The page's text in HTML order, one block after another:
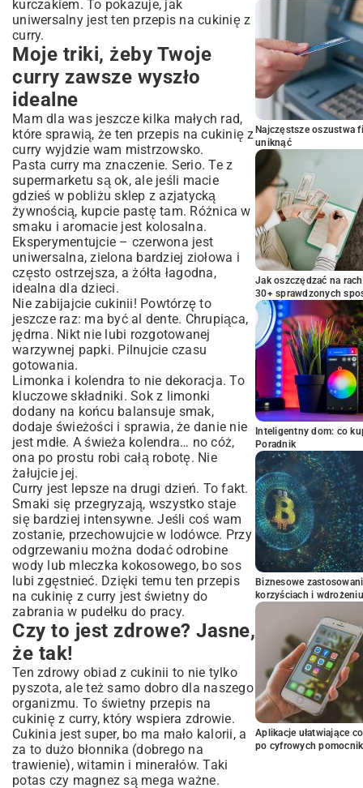
kurczakiem. To pokazuje, jak
uniwersalny jest ten przepis na cukinię z
curry.
Moje triki, żeby Twoje
curry zawsze wyszło
idealne
Mam dla was jeszcze kilka małych rad,
które sprawią, że ten przepis na cukinię z
curry wyjdzie wam mistrzowsko.
Pasta curry ma znaczenie. Serio. Te z
supermarketu są ok, ale jeśli macie
gdzieś w pobliżu sklep z azjatycką
żywnością, kupcie pastę tam. Różnica w
smaku i aromacie jest kolosalna.
Eksperymentujcie – czerwona jest
uniwersalna, zielona bardziej ziołowa i
często ostrzejsza, a żółta łagodna,
idealna dla dzieci.
Nie zabijajcie cukinii! Powtórzę to
jeszcze raz: ma być al dente. Chrupiąca,
jędrna. Nikt nie lubi rozgotowanej
warzywnej papki. Pilnujcie czasu
gotowania.
Limonka i kolendra to nie dekoracja. To
kluczowe składniki. Sok z limonki
dodany na końcu balansuje smak,
dodaje świeżości i sprawia, że danie nie
jest mdłe. A świeża kolendra… no cóż,
ona po prostu robi całą robotę. Nie
żałujcie jej.
Curry jest lepsze na drugi dzień. To fakt.
Smaki się przegryzają, wszystko staje
się bardziej intensywne. Jeśli coś wam
zostanie, przechowujcie w lodówce. Przy
odgrzewaniu można dodać odrobine
wody lub mleczka kokosowego, bo sos
lubi zgęstnieć. Dzięki temu ten przepis
na cukinię z curry jest świetny do
zabrania w pudełku do pracy.
Czy to jest zdrowe? Jasne,
że tak!
Ten zdrowy obiad z cukinii to nie tylko
pyszota, ale też samo dobro dla naszego
organizmu. To świetny przepis na
cukinię z curry, który wspiera zdrowie.
Cukinia jest super, bo ma mało kalorii, a
za to dużo błonnika (dobrego na
trawienie), witamin i minerałów. Taki
potas czy magnez są mega ważne.
Najczęstsze oszustwa
uniknąć
Jak oszczędzać na
30+ sprawdzonych
Inteligentny dom: co
Poradnik
Biznesowe
korzyściach i wdrożeniu
Aplikacje ułatwiające
po cyfrowych